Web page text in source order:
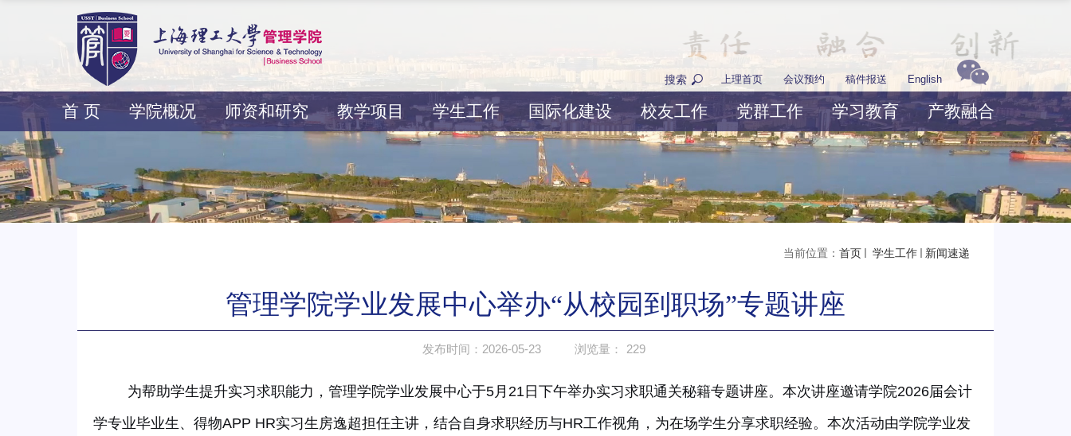
上理首页 会议预约 稿件报送 English
搜索
首 页 学院概况 师资和研究 教学项目 学生工作 国际化建设 校友工作 党群工作 学习教育 产教融合
当前位置： 首页 学生工作 新闻速递
管理学院学业发展中心举办“从校园到职场”专题讲座
发布时间：2026-05-23 浏览量： 229
为帮助学生提升实习求职能力，管理学院学业发展中心于5月 21日下午举办实习求职通关秘籍专题讲座。本次讲座邀请学院2026届会计
学专业毕业生、得物APP HR实习生房逸超担任主讲，结合自身求职经历与HR工作视角，为在场学生分享求职经验。本次活动由学院学业发